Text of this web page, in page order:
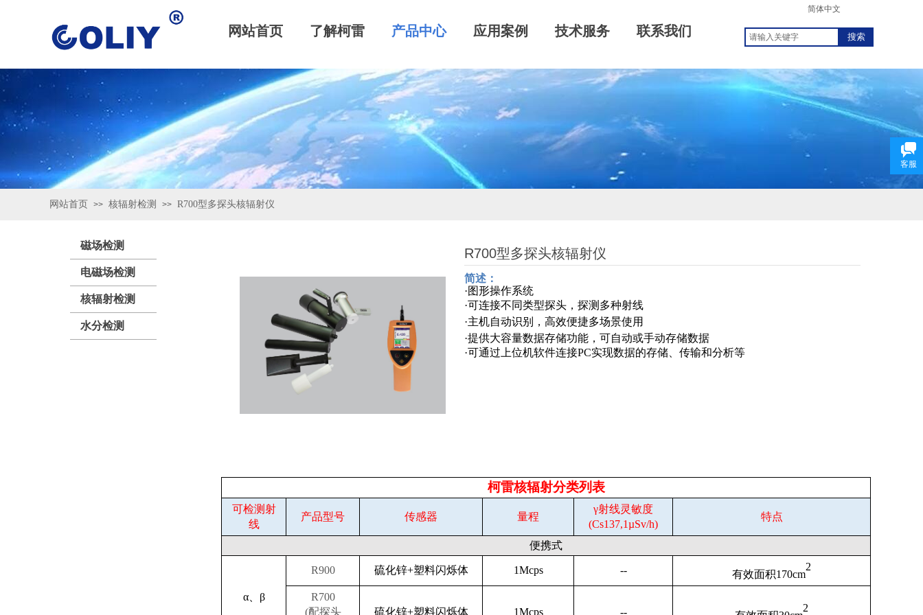
简体中文
网站首页 了解柯雷 产品中心 应用案例 技术服务 联系我们 搜索
网站首页 >> 核辐射检测 >> R700型多探头核辐射仪
R700型多探头核辐射仪
简述：
·图形操作系统
·可连接不同类型探头 ，探测多种射线
·主机自动识别
，高效便捷多场景使用
·提供大容量数据存储功能，可自动或手动存储数据
·可通过上位机软件连接PC实现数据的存储、传输和分析等
柯雷核辐射分类列表
可检测射
线
产品型号 传感器 量程
γ射线灵敏度
(Cs137,1µSv/h)
特点
便携式
α、β
R900 硫化锌+塑料闪烁体 1Mcps -- 有效面积1 70cm
2
R700
(配探头
硫化锌+塑料闪烁体 1Mcps -- 2
磁场检测
电磁场检测
核辐射检测
水分检测
客服